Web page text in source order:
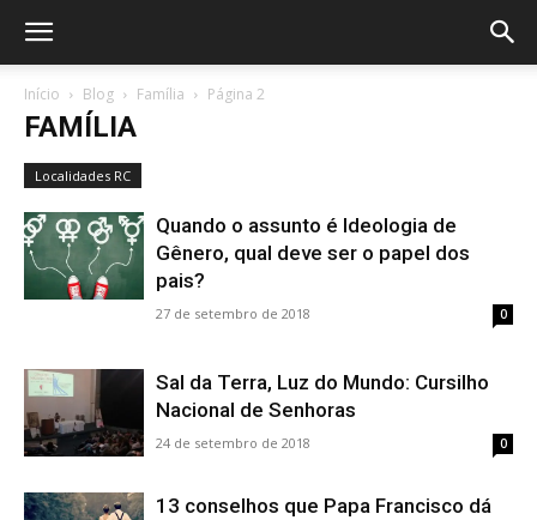
Início Blog Família Página 2
FAMÍLIA
Localidades RC
Quando o assunto é Ideologia de
Gênero, qual deve ser o papel dos
pais?
27 de setembro de 2018 0
Sal da Terra, Luz do Mundo: Cursilho
Nacional de Senhoras
24 de setembro de 2018 0
13 conselhos que Papa Francisco dá